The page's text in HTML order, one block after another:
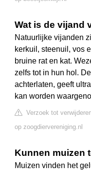
Wat is de vijand
Natuurlijke vijanden
kerkuil, steenuil, vos
bruine rat en kat.
zelfs tot in hun hol.
achterlaten, geeft
kan worden
Verzoek tot
op zoogdiervereniging.nl
Kunnen muizen
Muizen vinden het